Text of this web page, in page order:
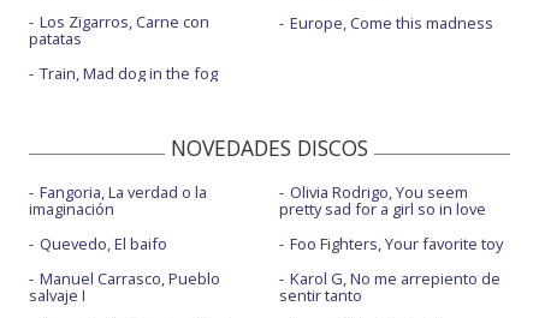
Los Zigarros, Carne con
patatas
Train, Mad dog in the fog
Europe, Come this madness
NOVEDADES DISCOS
Fangoria, La verdad o la
imaginación
Quevedo, El baifo
Manuel Carrasco, Pueblo
salvaje I
Olivia Rodrigo, You seem
pretty sad for a girl so in love
Foo Fighters, Your favorite toy
Karol G, No me arrepiento de
sentir tanto